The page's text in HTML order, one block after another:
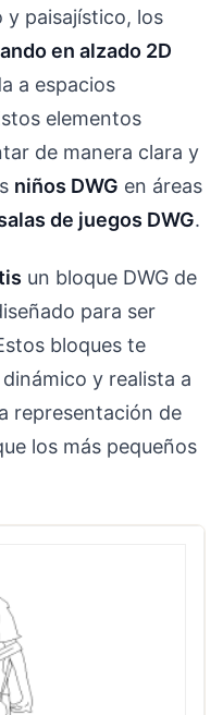
y paisajístico, los
en alzado 2D
a espacios
elementos
de manera clara y
niños DWG en áreas
de juegos DWG.
un bloque DWG de
para ser
bloques te
y realista a
representación de
los más pequeños